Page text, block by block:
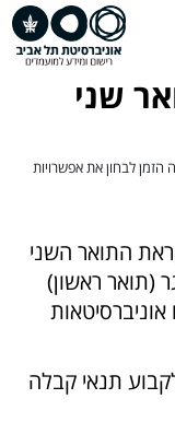
שני
לבחון את אפשרויות
התואר השני
(תואר ראשון)
תנאי קבלה